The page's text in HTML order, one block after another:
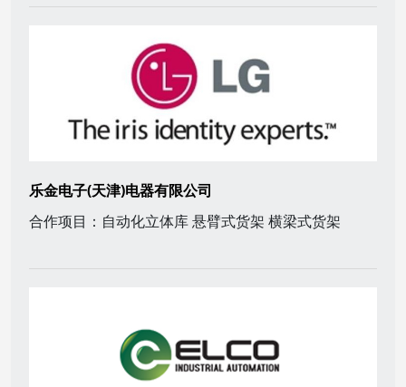
乐金电子(天津)电器有限公司
合作项目：自动化立体库 悬臂式货架 横梁式货架